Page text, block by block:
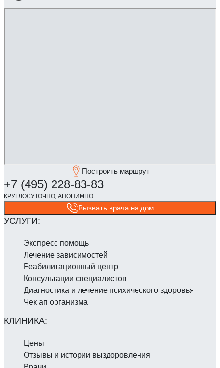
Построить маршрут
Вызвать врача на дом
Экспресс помощь
Лечение зависимостей
Реабилитаци­онный центр
Консультации специалистов
Диагностика и лечение психического здоровья
Чек ап организма
Цены
Отзывы и истории выздоровления